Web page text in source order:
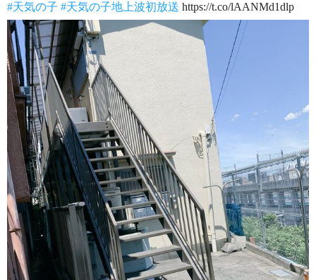
#天気の子 #天気の子地上波初放送 https://t.co/lAANMd1dlp